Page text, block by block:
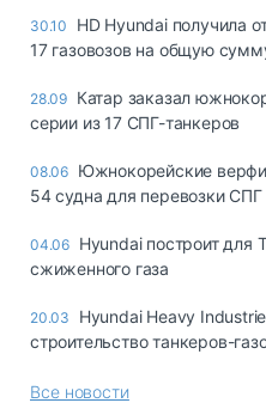
Топливо,
30.10
HD Hyundai получила
17 газовозов на общую
28.09 Катар заказал
серии из 17 СПГ-танкеров
08.06 Южнокорейские
54 судна для перевозки СПГ
04.06 Hyundai построит для
сжиженного газа
20.03
Hyundai Heavy
строительство танкеров-
Все новости